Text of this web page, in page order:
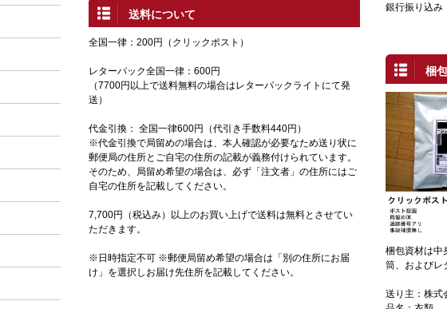
送料について
全国一律：200円（クリックポスト）
レターパック全国一律：600円
（7700円以上で送料無料の場合はレターパックライトにて発
送）
代金引換： 全国一律600円（代引き手数料440円）
※代金引換で局留めの場合は、本人確認が必要なため送り状に
郵便局の住所とご自宅の住所の記載が義務付けられています。
そのため、局留め希望の場合は、必ず「注文者」の住所にはご
自宅の住所を記載してください。
7,700円（税込み）以上のお買い上げで送料は無料とさせてい
ただきます。
※日時指定不可 ※郵便局留め希望の場合は「別の住所にお届
け」を選択しお届け先住所を記載してください。
銀行振り込み
梱
梱包資材は中
筒、およびレ
送り主：株式